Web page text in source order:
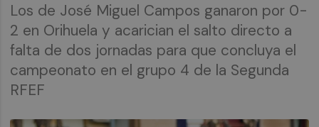
Los de José Miguel Campos ganaron por 0-
2 en Orihuela y acarician el salto directo a
falta de dos jornadas para que concluya el
campeonato en el grupo 4 de la Segunda
RFEF